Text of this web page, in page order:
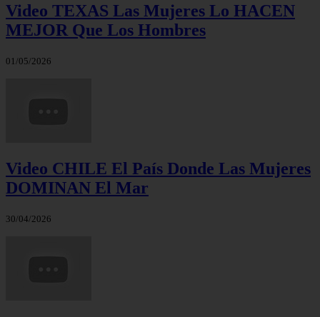
Video TEXAS Las Mujeres Lo HACEN
MEJOR Que Los Hombres
01/05/2026
Video CHILE El País Donde Las Mujeres
DOMINAN El Mar
30/04/2026